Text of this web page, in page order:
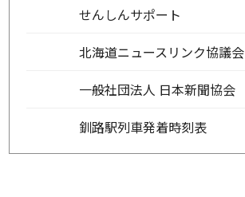
せんしんサポート
北海道ニュースリンク協議会
一般社団法人 日本新聞協会
釧路駅列車発着時刻表